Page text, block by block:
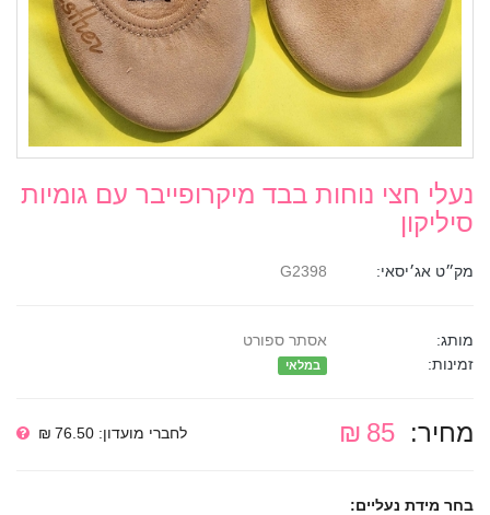
נעלי חצי נוחות בבד מיקרופייבר עם גומיות
סיליקון
מק״ט אג׳יסאי:
מותג:
אסתר ספורט
זמינות:
במלאי
מחיר: 85 ₪ לחברי מועדון: 76.50 ₪
בחר מידת נעליים: